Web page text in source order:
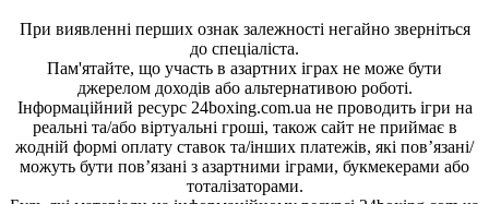
При виявленні перших ознак залежності негайно зверніться
до спеціаліста.
Пам'ятайте, що участь в азартних іграх не може бути
джерелом доходів або альтернативою роботі.
Інформаційний ресурс 24boxing.com.ua не проводить ігри на
реальні та/або віртуальні гроші, також сайт не приймає в
жодній формі оплату ставок та/інших платежів, які пов’язані/
можуть бути пов’язані з азартними іграми, букмекерами або
тоталізаторами.